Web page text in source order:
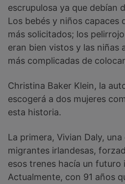
escrupulosa ya que debían
Los bebés y niños capaces
más solicitados; los
eran bien vistos y las niñas
más complicadas de
Christina Baker Klein, la
escogerá a dos mujeres
esta historia.
La primera, Vivian Daly,
migrantes irlandesas,
esos trenes hacía un futuro
Actualmente, con 91 años